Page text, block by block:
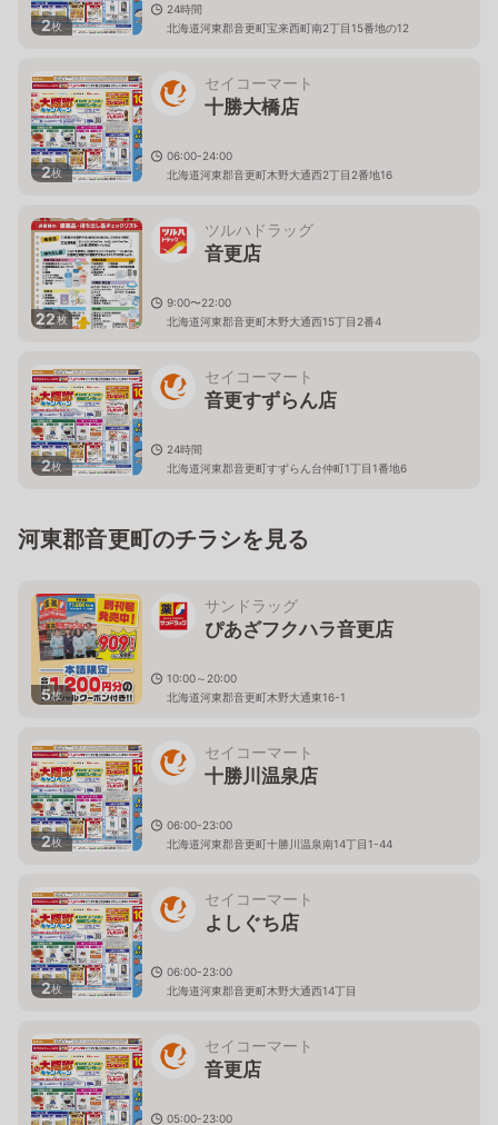
2枚
24時間
北海道河東郡音更町宝来西町南2丁目15番地の12
2枚
セイコーマート
十勝大橋店
06:00-24:00
北海道河東郡音更町木野大通西2丁目2番地16
22枚
ツルハドラッグ
音更店
9:00〜22:00
北海道河東郡音更町木野大通西15丁目2番4
2枚
セイコーマート
音更すずらん店
24時間
北海道河東郡音更町すずらん台仲町1丁目1番地6
河東郡音更町のチラシを見る
5枚
サンドラッグ
ぴあざフクハラ音更店
10:00～20:00
北海道河東郡音更町木野大通東16-1
2枚
セイコーマート
十勝川温泉店
06:00-23:00
北海道河東郡音更町十勝川温泉南14丁目1-44
2枚
セイコーマート
よしぐち店
06:00-23:00
北海道河東郡音更町木野大通西14丁目
セイコーマート
音更店
05:00-23:00